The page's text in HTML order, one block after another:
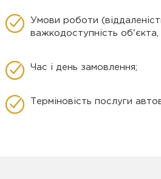
Умови роботи
важкодоступність об'єкта,
Час і день замовлення;
Терміновість послуги